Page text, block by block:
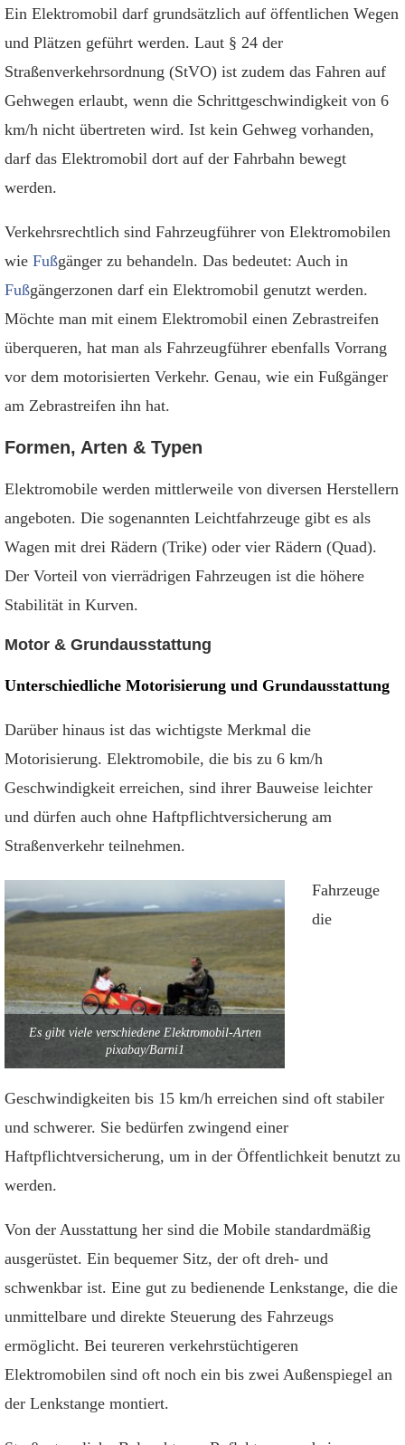
Ein Elektromobil darf grundsätzlich auf öffentlichen Wegen
und Plätzen geführt werden. Laut § 24 der
Straßenverkehrsordnung (StVO) ist zudem das Fahren auf
Gehwegen erlaubt, wenn die Schrittgeschwindigkeit von 6
km/h nicht übertreten wird. Ist kein Gehweg vorhanden,
darf das Elektromobil dort auf der Fahrbahn bewegt
werden.
Verkehrsrechtlich sind Fahrzeugführer von Elektromobilen
wie Fußgänger zu behandeln. Das bedeutet: Auch in
Fußgängerzonen darf ein Elektromobil genutzt werden.
Möchte man mit einem Elektromobil einen Zebrastreifen
überqueren, hat man als Fahrzeugführer ebenfalls Vorrang
vor dem motorisierten Verkehr. Genau, wie ein Fußgänger
am Zebrastreifen ihn hat.
Formen, Arten & Typen
Elektromobile werden mittlerweile von diversen Herstellern
angeboten. Die sogenannten Leichtfahrzeuge gibt es als
Wagen mit drei Rädern (Trike) oder vier Rädern (Quad).
Der Vorteil von vierrädrigen Fahrzeugen ist die höhere
Stabilität in Kurven.
Motor & Grundausstattung
Unterschiedliche Motorisierung und Grundausstattung
Darüber hinaus ist das wichtigste Merkmal die
Motorisierung. Elektromobile, die bis zu 6 km/h
Geschwindigkeit erreichen, sind ihrer Bauweise leichter
und dürfen auch ohne Haftpflichtversicherung am
Straßenverkehr teilnehmen.
Es gibt viele verschiedene Elektromobil-Arten
pixabay/Barni1
Fahrzeuge
die
Geschwindigkeiten bis 15 km/h erreichen sind oft stabiler
und schwerer. Sie bedürfen zwingend einer
Haftpflichtversicherung, um in der Öffentlichkeit benutzt zu
werden.
Von der Ausstattung her sind die Mobile standardmäßig
ausgerüstet. Ein bequemer Sitz, der oft dreh- und
schwenkbar ist. Eine gut zu bedienende Lenkstange, die die
unmittelbare und direkte Steuerung des Fahrzeugs
ermöglicht. Bei teureren verkehrstüchtigeren
Elektromobilen sind oft noch ein bis zwei Außenspiegel an
der Lenkstange montiert.